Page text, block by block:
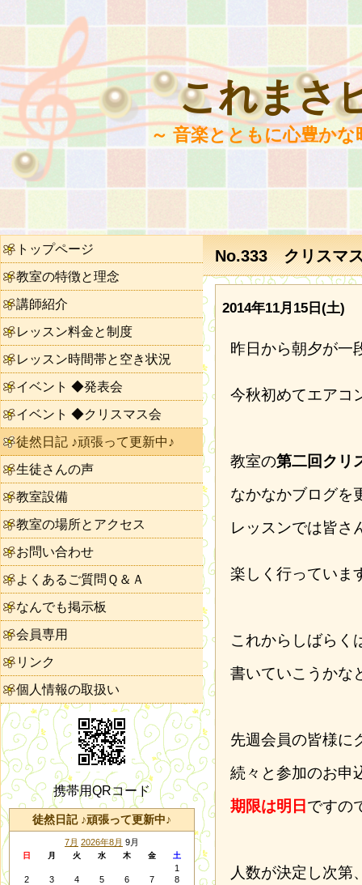
これまさ
～ 音楽とともに心豊か
No.333 クリスマ
2014年11月15日(土)
昨日から朝夕が一
今秋初めてエアコ
教室の第二回クリ
なかなかブログを
レッスンでは皆さ
楽しく行っていま
これからしばらく
書いていこうかな
先週会員の皆様に
続々と参加のお申
期限は明日 ですの
人数が決定し次第
トップページ
教室の特徴と理念
講師紹介
レッスン料金と制度
レッスン時間帯と空き状況
イベント ◆発表会
イベント ◆クリスマス会
徒然日記 ♪頑張って更新中♪
生徒さんの声
教室設備
教室の場所とアクセス
お問い合わせ
よくあるご質問Ｑ＆Ａ
なんでも掲示板
会員専用
リンク
個人情報の取扱い
携帯用QRコード
徒然日記 ♪頑張って更新中♪
7月 2026年8月 9月
日 月 火 水 木 金 土
1
2
3 4 5 6 7
8